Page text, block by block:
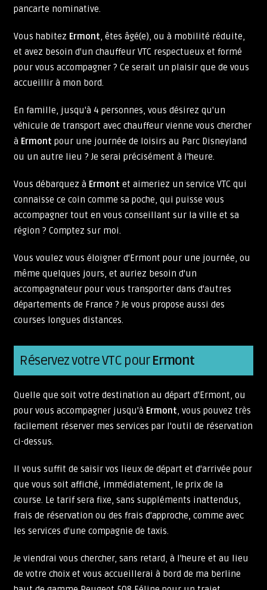
pancarte nominative.
Vous habitez Ermont, êtes âgé(e), ou à mobilité réduite,
et avez besoin d'un chauffeur VTC respectueux et formé
pour vous accompagner ? Ce serait un plaisir que de vous
accueillir à mon bord.
En famille, jusqu'à 4 personnes, vous désirez qu'un
véhicule de transport avec chauffeur vienne vous chercher
à Ermont pour une journée de loisirs au Parc Disneyland
ou un autre lieu ? Je serai précisément à l'heure.
Vous débarquez à Ermont et aimeriez un service VTC qui
connaisse ce coin comme sa poche, qui puisse vous
accompagner tout en vous conseillant sur la ville et sa
région ? Comptez sur moi.
Vous voulez vous éloigner d'Ermont pour une journée, ou
même quelques jours, et auriez besoin d'un
accompagnateur pour vous transporter dans d'autres
départements de France ? Je vous propose aussi des
courses longues distances.
Réservez votre VTC pourErmont
Quelle que soit votre destination au départ d'Ermont, ou
pour vous accompagner jusqu'à Ermont, vous pouvez très
facilement réserver mes services par l'outil de réservation
ci-dessus.
Il vous suffit de saisir vos lieux de départ et d'arrivée pour
que vous soit affiché, immédiatement, le prix de la
course. Le tarif sera fixe, sans suppléments inattendus,
frais de réservation ou des frais d'approche, comme avec
les services d'une compagnie de taxis.
Je viendrai vous chercher, sans retard, à l'heure et au lieu
de votre choix et vous accueillerai à bord de ma berline